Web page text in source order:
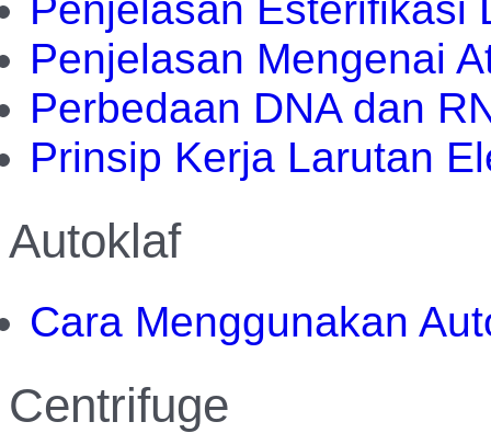
Penjelasan Mengenai
Perbedaan DNA dan
Prinsip Kerja Larutan
Autoklaf
Cara Menggunakan
Centrifuge